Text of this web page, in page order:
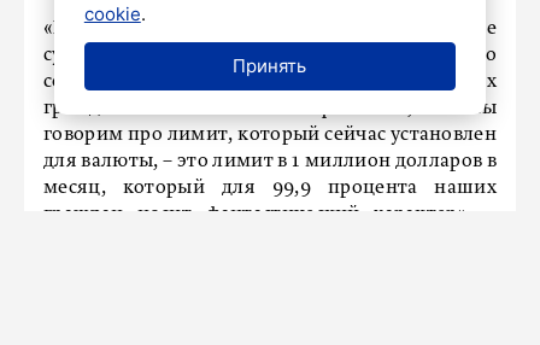
«Мы говорим сейчас про многомиллионные
суммы юридических лиц. Я скажу, что
совершенно точно это не коснется обычных
граждан. Если коснется «физиков», то мы
говорим про лимит, который сейчас установлен
для валюты, – это лимит в 1 миллион долларов в
месяц, который для 99,9 процента наших
граждан носит фантастический характер», –
cookie.
Принять